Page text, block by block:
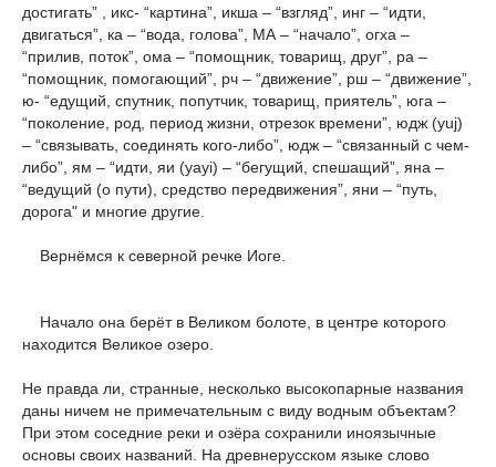
достигать” , икс- “картина”, икша – “взгляд”, инг – “идти,
двигаться”, ка – “вода, голова”, МА – “начало”, огха –
“прилив, поток”, ома – “помощник, товарищ, друг”, ра –
“помощник, помогающий”, рч – “движение”, рш – “движение”,
ю- “едущий, спутник, попутчик, товарищ, приятель”, юга –
“поколение, род, период жизни, отрезок времени”, юдж (yuj)
– “связывать, соединять кого-либо”, юдж – “связанный с чем-
либо”, ям – “идти, яи (yayi) – “бегущий, спешащий”, яна –
“ведущий (о пути), средство передвижения”, яни – “путь,
дорога" и многие другие.
Вернёмся к северной речке Иоге.
Начало она берёт в Великом болоте, в центре которого
находится Великое озеро.
Не правда ли, странные, несколько высокопарные названия
даны ничем не примечательным с виду водным объектам?
При этом соседние реки и озёра сохранили иноязычные
основы своих названий. На древнерусском языке слово